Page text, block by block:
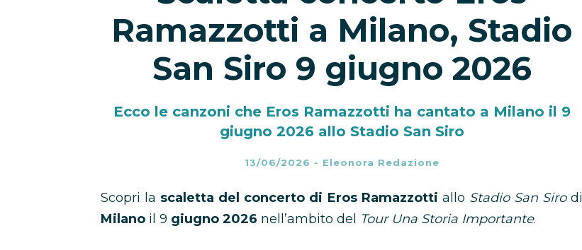
Ramazzotti a Milano, Stadio
San Siro 9 giugno 2026
Ecco le canzoni che Eros Ramazzotti ha cantato a Milano il 9
giugno 2026 allo Stadio San Siro
13/06/2026 - Eleonora Redazione
Scopri la scaletta del concerto di Eros Ramazzotti allo Stadio San Sirodi
Milano il 9 giugno 2026 nell’ambito del Tour Una Storia Importante.